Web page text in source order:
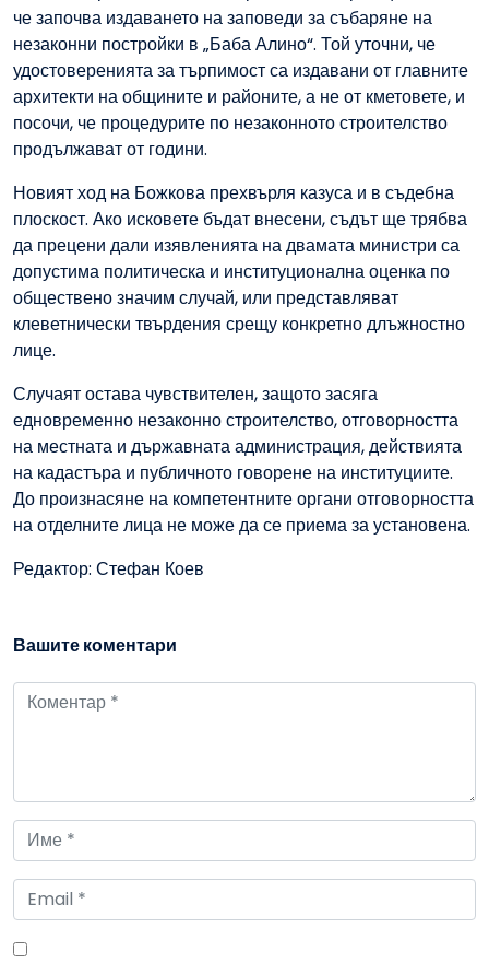
че започва издаването на заповеди за събаряне на
незаконни постройки в „Баба Алино“. Той уточни, че
удостоверенията за търпимост са издавани от главните
архитекти на общините и районите, а не от кметовете, и
посочи, че процедурите по незаконното строителство
продължават от години.
Новият ход на Божкова прехвърля казуса и в съдебна
плоскост. Ако исковете бъдат внесени, съдът ще трябва
да прецени дали изявленията на двамата министри са
допустима политическа и институционална оценка по
обществено значим случай, или представляват
клеветнически твърдения срещу конкретно длъжностно
лице.
Случаят остава чувствителен, защото засяга
едновременно незаконно строителство, отговорността
на местната и държавната администрация, действията
на кадастъра и публичното говорене на институциите.
До произнасяне на компетентните органи отговорността
на отделните лица не може да се приема за установена.
Редактор: Стефан Коев
Вашите коментари